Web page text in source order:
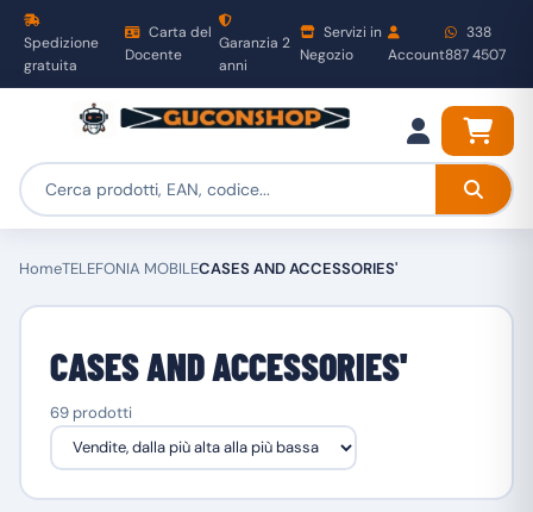
Spedizione
gratuita
Carta del
Docente
Garanzia 2
anni
Servizi in
Negozio
Account
338
887 4507
HomeTELEFONIA MOBILECASES AND ACCESSORIES'
CASES AND ACCESSORIES'
69 prodotti